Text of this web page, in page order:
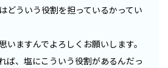
どういう役割を担っているかってい
いますんでよろしくお願いします。
ば、塩にこういう役割があるんだっ